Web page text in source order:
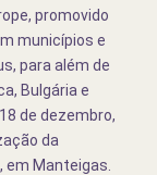
promovido
municípios e
para além de
Bulgária e
de dezembro,
da
em Manteigas.